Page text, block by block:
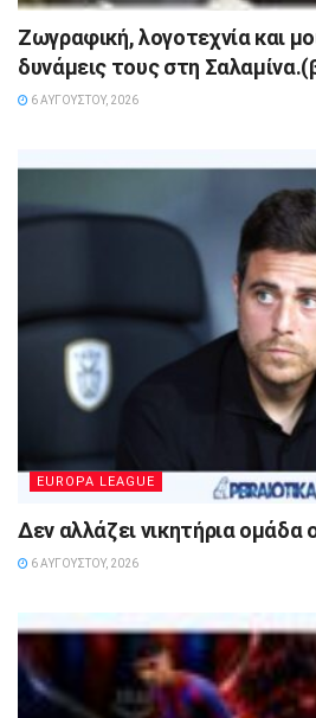
Ζωγραφική, λογοτεχνία και
δυνάμεις τους στη
6 ΑΥΓΟΎΣΤΟΥ, 2026
EUROPA LEAGUE
Δεν αλλάζει νικητήρια ομάδα
6 ΑΥΓΟΎΣΤΟΥ, 2026